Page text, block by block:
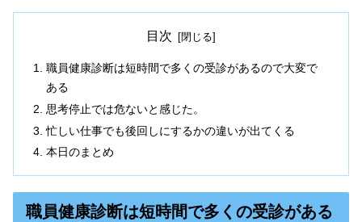
目次
職員健康診断は短時間で多くの受診があるので大変で
ある
思考停止では危ないと感じた。
忙しい仕事でも後回しにするかの違いが出てくる
本日のまとめ
職員健康診断は短時間で多くの受診がある